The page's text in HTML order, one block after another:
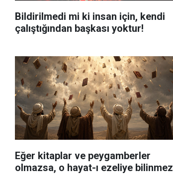
Bildirilmedi mi ki insan için, kendi
çalıştığından başkası yoktur!
Eğer kitaplar ve peygamberler
olmazsa, o hayat-ı ezeliye bilinmez